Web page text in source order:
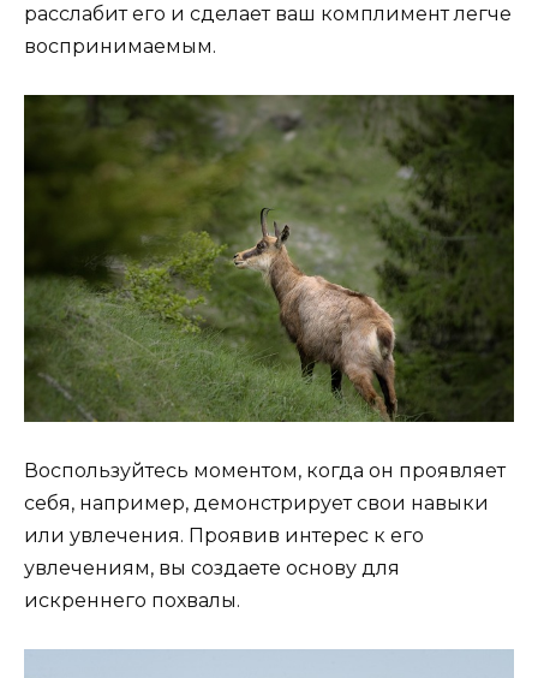
расслабит его и сделает ваш комплимент легче
воспринимаемым.
Воспользуйтесь моментом, когда он проявляет
себя, например, демонстрирует свои навыки
или увлечения. Проявив интерес к его
увлечениям, вы создаете основу для
искреннего похвалы.